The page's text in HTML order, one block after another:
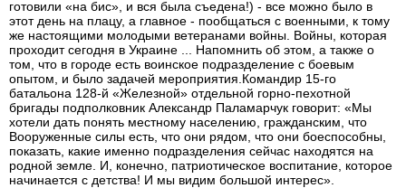
готовили «на бис», и вся была съедена!) - все можно было в
этот день на плацу, а главное - пообщаться с военными, к тому
же настоящими молодыми ветеранами войны. Войны, которая
проходит сегодня в Украине ... Напомнить об этом, а также о
том, что в городе есть воинское подразделение с боевым
опытом, и было задачей мероприятия.Командир 15-го
батальона 128-й «Железной» отдельной горно-пехотной
бригады подполковник Александр Паламарчук говорит: «Мы
хотели дать понять местному населению, гражданским, что
Вооруженные силы есть, что они рядом, что они боеспособны,
показать, какие именно подразделения сейчас находятся на
родной земле. И, конечно, патриотическое воспитание, которое
начинается с детства! И мы видим большой интерес».